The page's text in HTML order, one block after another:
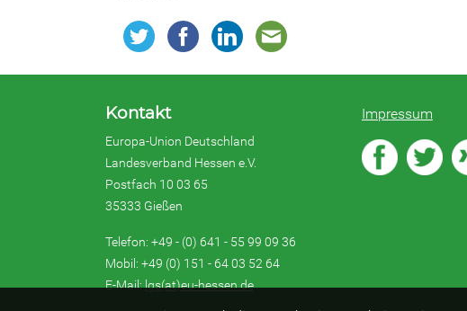
Kontakt
Europa-Union Deutschland
Landesverband Hessen e.V.
Postfach 10 03 65
35333 Gießen
Telefon: +49 - (0) 641 - 55 99 09 36
Mobil: +49 (0) 151 - 64 03 52 64
E-Mail:lgs(at)eu-hessen.de
Impressum